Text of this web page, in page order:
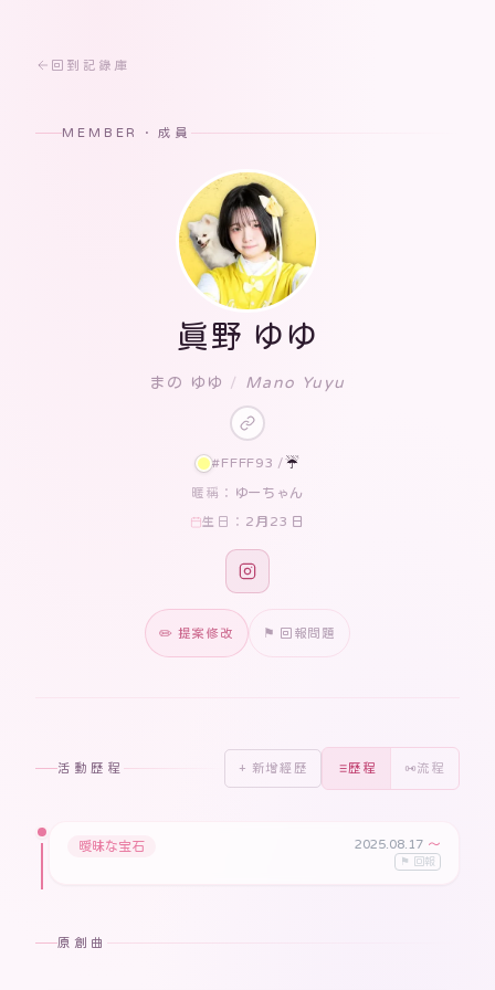
回到記錄庫
MEMBER · 成員
眞野 ゆゆ
まの ゆゆ / Mano Yuyu
#FFFF93 /☔️
暱稱： ゆーちゃん
生日： 2月23日
✏️ 提案修改 ⚑ 回報問題
活動歷程 + 新增經歷 歷程 流程
曖昧な宝石 2025.08.17 〜
⚑ 回報
原創曲